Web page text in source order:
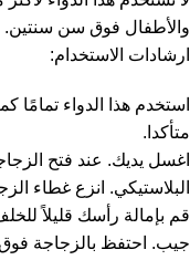
والأطفال فوق سن سنتين.
ارشادات الاستخدام:
استخدم هذا الدواء
متأكدا.
اغسل يديك. عند فتح
البلاستيكي. انزع غطاء
قم بإمالة رأسك قليلاً
جيب. احتفظ بالزجاجة